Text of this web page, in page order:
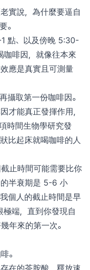
實說，為什麼要逼自
。
點、以及傍晚 5:30-
啡因，就像往本來
應是真實且可測量
攝取第一份咖啡因。
才能真正發揮作用，
時間生物學研究發
比起床就喝咖啡的人
止時間可能需要比你
半衰期是 5-6 小
個人的截止時間是早
極端，直到你發現自
年來的第一次。
。
在的茶胺酸，釋放速